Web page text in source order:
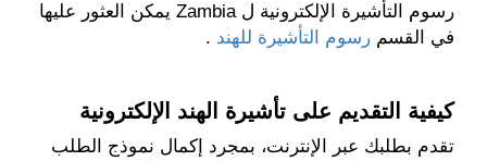
رسوم التأشيرة الإلكترونية ل Zambia يمكن العثور عليها
في القسم رسوم التأشيرة للهند .
كيفية التقديم على تأشيرة الهند الإلكترونية
تقدم بطلبك عبر الإنترنت، بمجرد إكمال نموذج الطلب